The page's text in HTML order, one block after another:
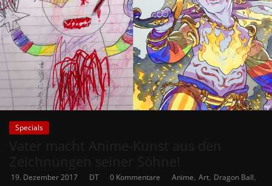
Specials
19. Dezember 2017 DT 0 Kommentare Anime, Art, Dragon Ball,